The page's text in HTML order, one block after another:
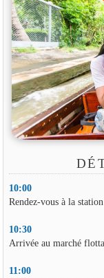
10:00
Rendez-vous à la
10:30
Arrivée au marché
11:00